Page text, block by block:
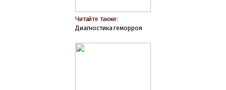
Читайте также:
Диагностика геморроя